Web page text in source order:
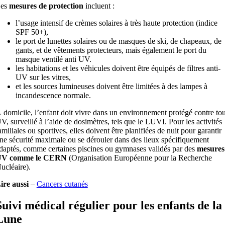
mesures de protection incluent :
l’usage intensif de crèmes solaires à très haute protection (indice
SPF 50+),
le port de lunettes solaires ou de masques de ski, de chapeaux, de
gants, et de vêtements protecteurs, mais également le port du
masque ventilé anti UV.
les habitations et les véhicules doivent être équipés de filtres anti-
UV sur les vitres,
et les sources lumineuses doivent être limitées à des lampes à
incandescence normale.
domicile, l’enfant doit vivre dans un environnement protégé contre
surveillé à l’aide de dosimètres, tels que le LUVI. Pour les activités
ou sportives, elles doivent être planifiées de nuit pour garantir
sécurité maximale ou se dérouler dans des lieux spécifiquement
comme certaines piscines ou gymnases validés par des mesures
comme le CERN(Organisation Européenne pour la Recherche
aussi– Cancers cutanés
médical régulier pour les enfants de la